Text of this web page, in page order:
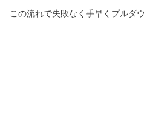
この流れで失敗なく手早くプルダ